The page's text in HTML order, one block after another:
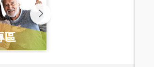
區